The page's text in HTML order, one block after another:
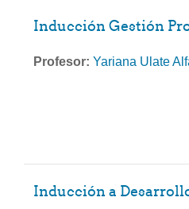
Inducción Gestión
Profesor: Yariana Ulate
Inducción a